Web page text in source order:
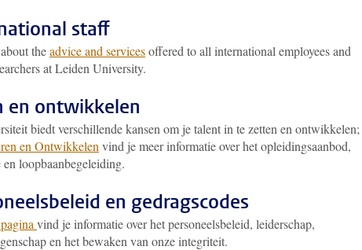
staff
theadvice and servicesoffered to all international employees and
at Leiden University.
en ontwikkelen
biedt verschillende kansen om je talent in te zetten en ontwikkelen;
en Ontwikkelen vind je meer informatie over het opleidingsaanbod,
loopbaanbegeleiding.
en gedragscodes
vind je informatie over het personeelsbeleid, leiderschap,
en het bewaken van onze integriteit.